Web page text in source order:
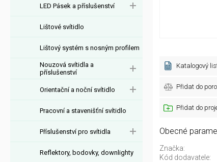
LED Pásek a příslušenství
Lištové svítidlo
Lištový systém s nosným profilem
Nouzová svítidla a
příslušenství
Orientační a noční svítidlo
Pracovní a stavenišťní svítidlo
Příslušenství pro svítidla
Reflektory, bodovky, downlighty
Katalogový
Přidat do
Přidat do
Obecné
Značka:
Kód dodavatele: